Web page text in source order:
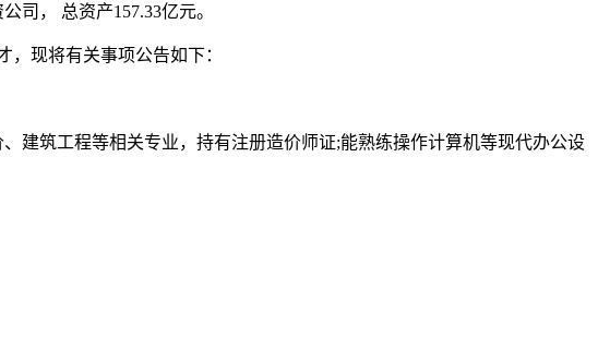
司， 总资产157.33亿元。
现将有关事项公告如下：
建筑工程等相关专业，持有注册造价师证;能熟练操作计算机等现代办公设